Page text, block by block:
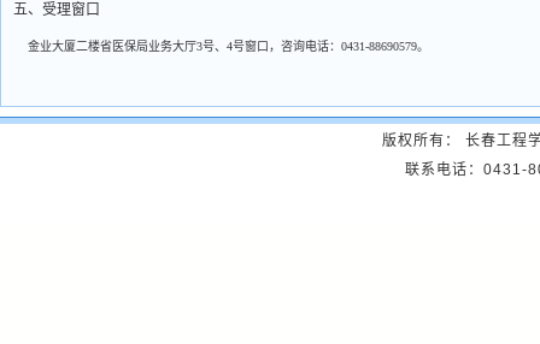
五、受理窗口
金业大厦二楼省医保局业务大厅3号、 4号窗口，咨询电话： 0431-88690579。
版权所有： 长春工程
联系电话：